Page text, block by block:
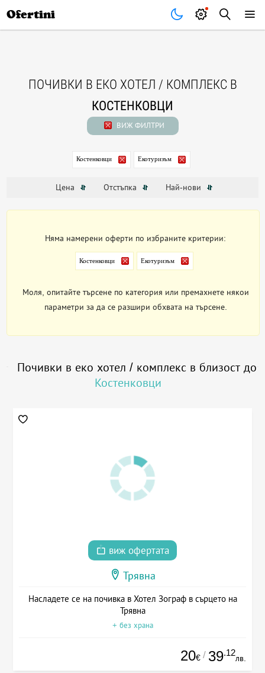
Ofertini
ПОЧИВКИ В ЕКО ХОТЕЛ / КОМПЛЕКС В
КОСТЕНКОВЦИ
ВИЖ ФИЛТРИ
Костенковци Екотуризъм
Цена Отстъпка Най-нови
Няма намерени оферти по избраните критерии:
Костенковци Екотуризъм
Моля, опитайте търсене по категория или премахнете някои
параметри за да се разшири обхвата на търсене.
Почивки в еко хотел / комплекс в близост до
Костенковци
виж офертата
Трявна
Насладете се на почивка в Хотел Зограф в сърцето на
Трявна
+ без храна
20€ / 39.12
лв.